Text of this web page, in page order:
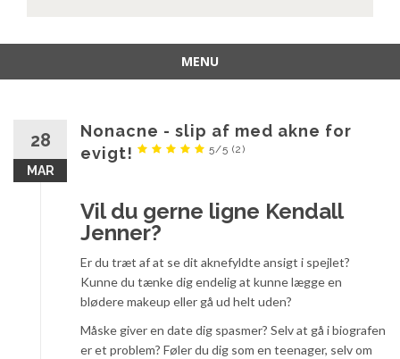
MENU
28
MAR
Nonacne - slip af med akne for
evigt!
5/5 (2)
Vil du gerne ligne Kendall
Jenner?
Er du træt af at se dit aknefyldte ansigt i spejlet?
Kunne du tænke dig endelig at kunne lægge en
blødere makeup eller gå ud helt uden?
Måske giver en date dig spasmer? Selv at gå i biografen
er et problem? Føler du dig som en teenager, selv om